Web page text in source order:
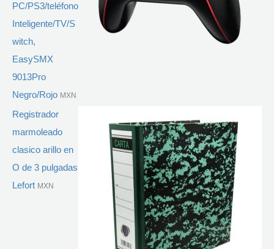
PC/PS3/teléfono
Inteligente/TV/S
witch,
EasySMX
9013Pro
Negro/Rojo MXN
Registrador
marmoleado
clasico arillo en
O de 3 pulgadas
Lefort MXN